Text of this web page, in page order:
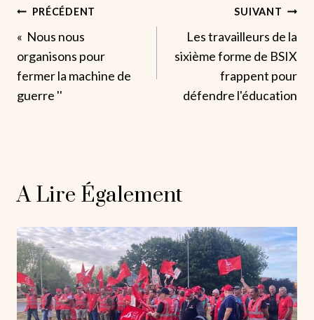
Navigation
De
L’article
PRÉCÉDENT
« Nous nous
organisons pour
fermer la machine de
guerre ''
SUIVANT
Les travailleurs de la
sixième forme de BSIX
frappent pour
défendre l'éducation
A Lire Également